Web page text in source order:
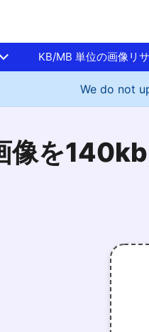
KB/MB 単位の画像リ
We do not
像を